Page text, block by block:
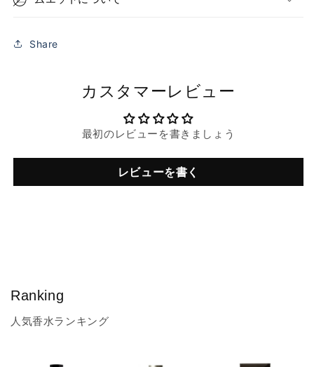
Share
カスタマーレビュー
最初のレビューを書きましょう
レビューを書く
Ranking
人気香水ランキング